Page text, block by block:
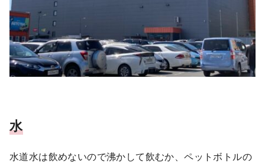
水
水道水は飲めないので沸かして飲むか、ペットボトルの